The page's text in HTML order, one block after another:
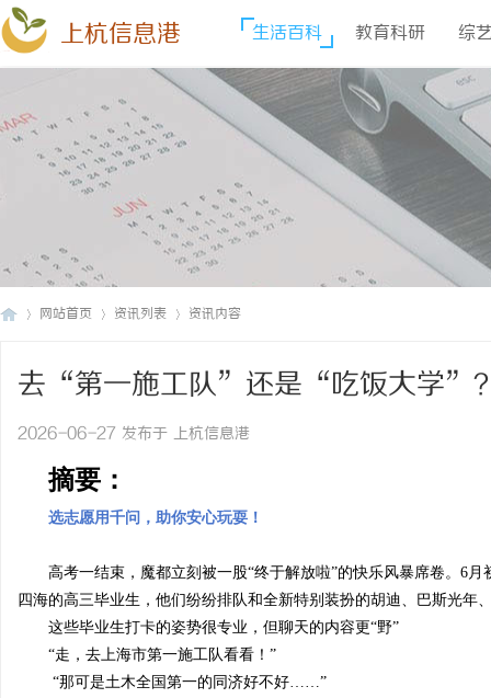
上杭信息港 生活百科 教育科研 综
网站首页 资讯列表 资讯内容
去“第一施工队”还是“吃饭大学”
玩明白了！
2026-06-27 发布于 上杭信息港
摘要：
选志愿用千问 ， 助你安心玩耍！
高考一结束，魔都立刻被一股“终于解放啦”的快乐风暴席卷。6月
四海的高三毕业生 ，他们纷纷排队和全新特别装扮的胡迪、巴斯光年
这些毕业生打卡的姿势很专业，但聊天的内容更“野”
“走，去上海市第一施工队看看！”
“那可是土木全国第一的 同济好不好……”